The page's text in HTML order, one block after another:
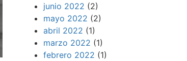
junio 2022 (2)
mayo 2022 (2)
abril 2022 (1)
marzo 2022 (1)
febrero 2022 (1)